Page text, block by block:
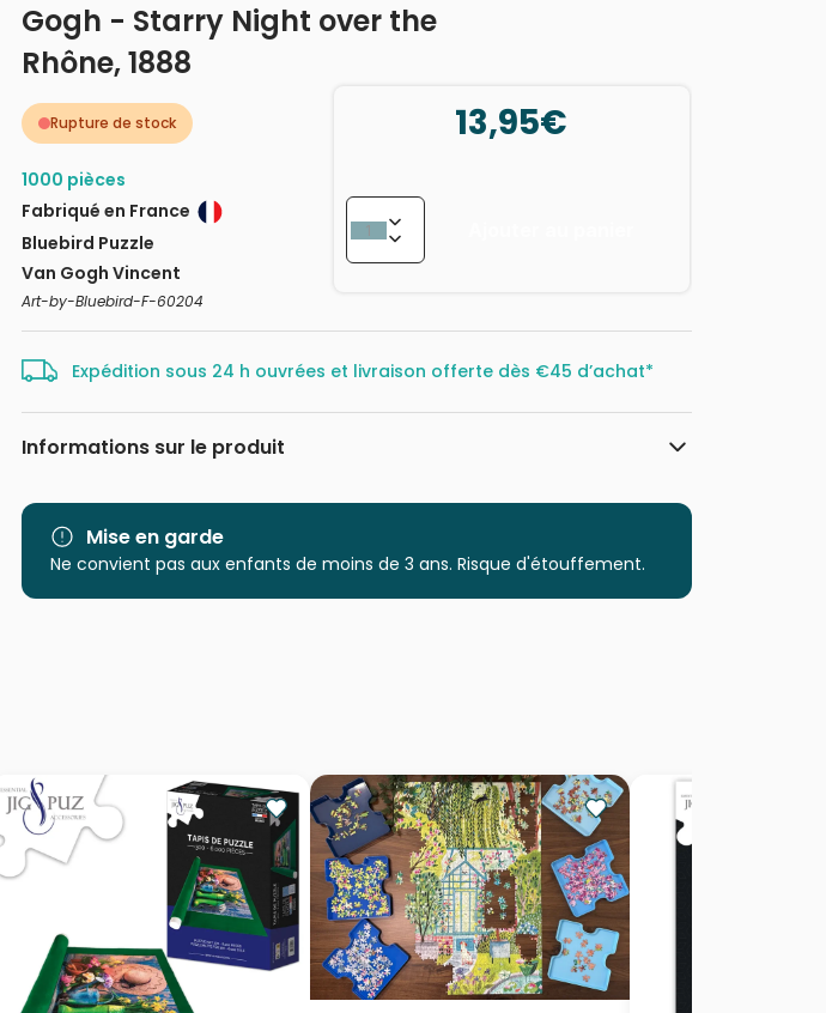
Gogh - Starry Night over the
Rhône, 1888
Rupture de stock
1000 pièces
Fabriqué en France
Bluebird Puzzle
Van Gogh Vincent
Art-by-Bluebird-F-60204
13,95€
Expédition sous 24 h ouvrées et livraison offerte dès €45 d’achat*
Informations sur le produit
Catégorie
Age
Puzzle pour Adultes (500 à 48.000
pièces)
Dimensions
69 x 48 cm
Mise en garde
Ne convient pas aux enfants de moins de 3 ans. Risque d'étouffement.